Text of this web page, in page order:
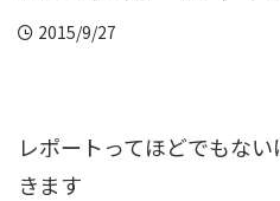
2015/9/27
レポートってほどでもな
きます